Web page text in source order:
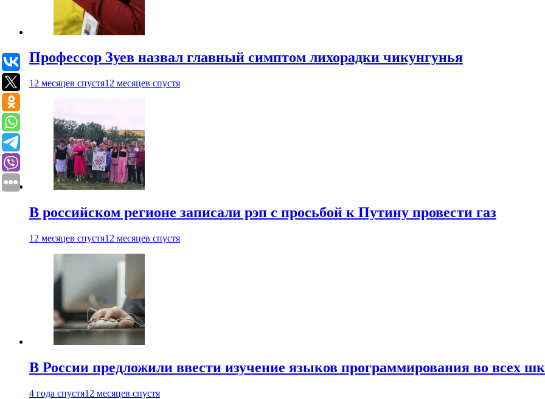
Профессор Зуев назвал главный симптом лихорадки чикунгунья
12 месяцев спустя12 месяцев спустя
В российском регионе записали рэп с просьбой к Путину провести газ
12 месяцев спустя12 месяцев спустя
В России предложили ввести изучение языков программирования во всех
4 года спустя12 месяцев спустя